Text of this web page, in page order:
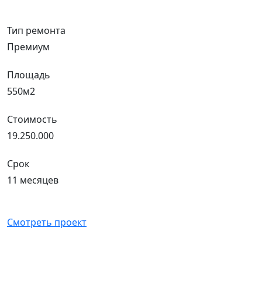
Тип ремонта
Премиум
Площадь
550м2
Стоимость
19.250.000
Срок
11 месяцев
Смотреть проект